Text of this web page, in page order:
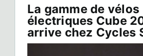
La gamme de vélos
électriques Cube
arrive chez Cycles